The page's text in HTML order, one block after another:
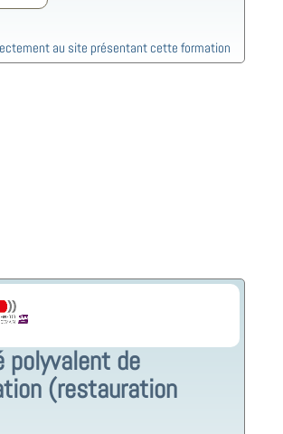
au site présentant cette formation
polyvalent de
(restauration